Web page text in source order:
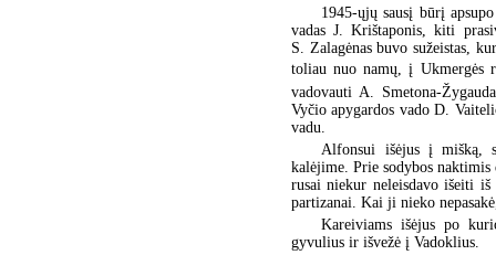
1945-ųjų sausį būrį
vadas J. Krištaponis, kiti
S. Zalagėnas buvo sužeistas,
toliau nuo namų, į Ukmergės
vadovauti A. Smetona-
Vyčio apygardos vado D.
vadu.
Alfonsui išėjus į mišką,
kalėjime. Prie sodybos
rusai niekur neleisdavo išeiti
partizanai. Kai ji nieko
Kareiviams išėjus po
gyvulius ir išvežė į Vadoklius.